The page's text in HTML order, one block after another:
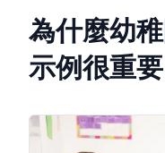
為什麼幼
示例很重要